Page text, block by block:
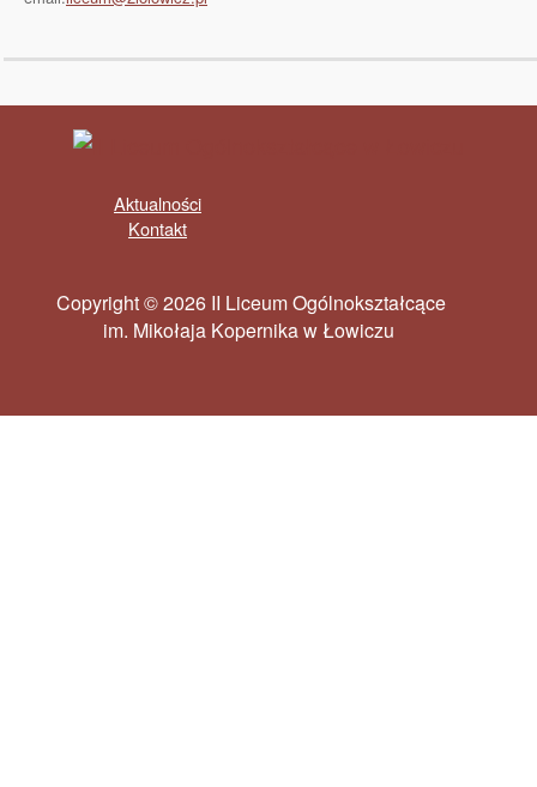
Aktualności
Kontakt
Copyright © 2026 II Liceum Ogólnokształcące
im. Mikołaja Kopernika w Łowiczu